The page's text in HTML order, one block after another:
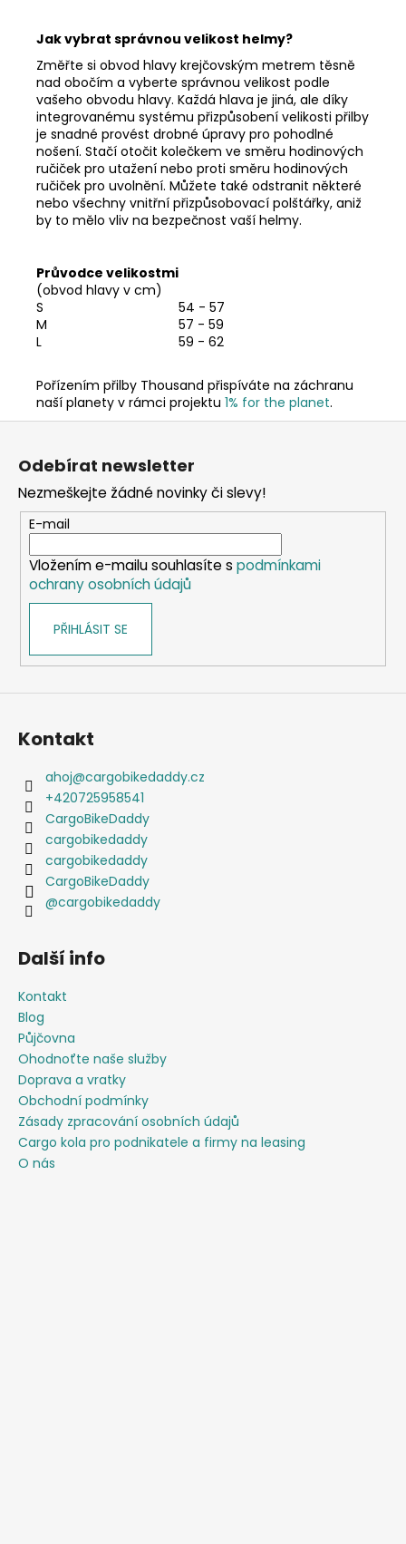
Jak vybrat správnou velikost helmy?
Změřte si obvod hlavy krejčovským metrem těsně
nad obočím a vyberte správnou velikost podle
vašeho obvodu hlavy. Každá hlava je jiná, ale díky
integrovanému systému přizpůsobení velikosti přilby
je snadné provést drobné úpravy pro pohodlné
nošení. Stačí otočit kolečkem ve směru hodinových
ručiček pro utažení nebo proti směru hodinových
ručiček pro uvolnění. Můžete také odstranit některé
nebo všechny vnitřní přizpůsobovací polštářky, aniž
by to mělo vliv na bezpečnost vaší helmy.
Průvodce velikostmi
(obvod hlavy v cm)
S
54 - 57
M
57 - 59
L
59 - 62
Pořízením přilby Thousand přispíváte na záchranu
naší planety v rámci projektu 1% for the planet.
Z
Odebírat newsletter
Nezmeškejte žádné novinky či slevy!
E-mail
Vložením e-mailu souhlasíte s podmínkami
ochrany osobních údajů
PŘIHLÁSIT SE
Kontakt
ahoj@cargobikedaddy.cz
+420725958541
CargoBikeDaddy
cargobikedaddy
cargobikedaddy
CargoBikeDaddy
@cargobikedaddy
Další info
Kontakt
Blog
Půjčovna
Ohodnoťte naše služby
Doprava a vratky
Obchodní podmínky
Zásady zpracování osobních údajů
Cargo kola pro podnikatele a firmy na leasing
O nás